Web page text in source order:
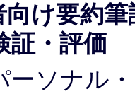
け要約
証・評価
ソナル